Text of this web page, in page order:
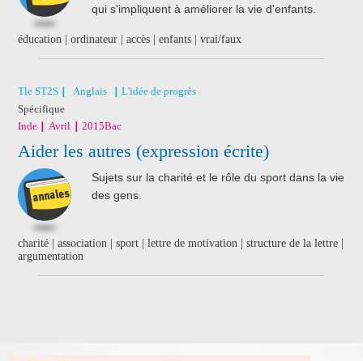
qui s'impliquent à améliorer la vie d'enfants.
éducation | ordinateur | accès | enfants | vrai/faux
Tle ST2S Anglais
L'idée de progrès
Spécifique
Inde
Avril 2015Bac
Aider les autres (expression écrite)
Sujets sur la charité et le rôle du sport dans la vie
des gens.
charité | association | sport | lettre de motivation | structure de la lettre |
argumentation